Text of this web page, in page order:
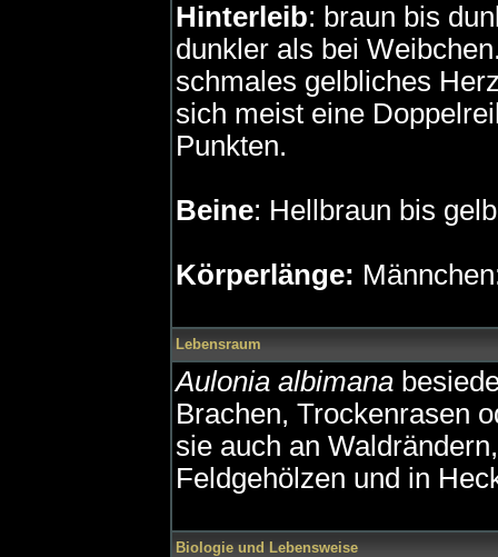
Hinterleib: braun bis
dunkler als bei
schmales gelbliches
sich meist eine
Punkten.
Beine: Hellbraun bis
Körperlänge:
Lebensraum
Aulonia albimana
Brachen, Trockenrasen
sie auch an
Feldgehölzen und in
Biologie und Lebensweise